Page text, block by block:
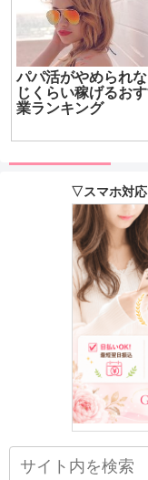
パパ活がやめられ
じくらい稼げるお
業ランキング
▽スマホ対